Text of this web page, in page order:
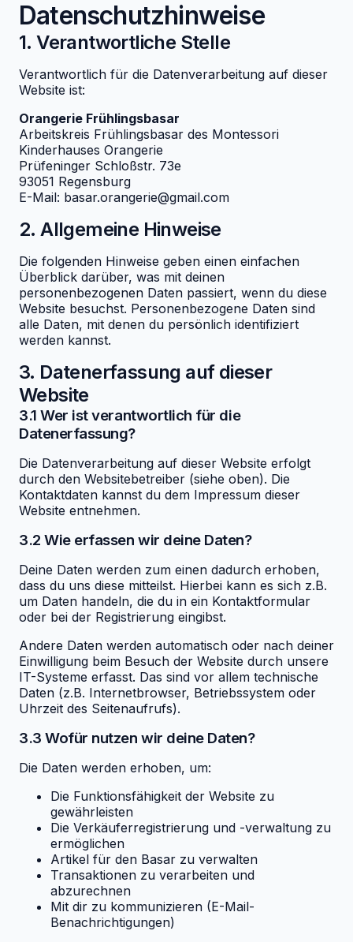
Datenschutzhinweise
1. Verantwortliche Stelle
Verantwortlich für die Datenverarbeitung auf dieser
Website ist:
Orangerie Frühlingsbasar
Arbeitskreis Frühlingsbasar des Montessori
Kinderhauses Orangerie
Prüfeninger Schloßstr. 73e
93051 Regensburg
E-Mail: basar.orangerie@gmail.com
2. Allgemeine Hinweise
Die folgenden Hinweise geben einen einfachen
Überblick darüber, was mit deinen
personenbezogenen Daten passiert, wenn du diese
Website besuchst. Personenbezogene Daten sind
alle Daten, mit denen du persönlich identifiziert
werden kannst.
3. Datenerfassung auf dieser
Website
3.1 Wer ist verantwortlich für die
Datenerfassung?
Die Datenverarbeitung auf dieser Website erfolgt
durch den Websitebetreiber (siehe oben). Die
Kontaktdaten kannst du dem Impressum dieser
Website entnehmen.
3.2 Wie erfassen wir deine Daten?
Deine Daten werden zum einen dadurch erhoben,
dass du uns diese mitteilst. Hierbei kann es sich z.B.
um Daten handeln, die du in ein Kontaktformular
oder bei der Registrierung eingibst.
Andere Daten werden automatisch oder nach deiner
Einwilligung beim Besuch der Website durch unsere
IT-Systeme erfasst. Das sind vor allem technische
Daten (z.B. Internetbrowser, Betriebssystem oder
Uhrzeit des Seitenaufrufs).
3.3 Wofür nutzen wir deine Daten?
Die Daten werden erhoben, um:
Die Funktionsfähigkeit der Website zu
gewährleisten
Die Verkäuferregistrierung und -verwaltung zu
ermöglichen
Artikel für den Basar zu verwalten
Transaktionen zu verarbeiten und
abzurechnen
Mit dir zu kommunizieren (E-Mail-
Benachrichtigungen)